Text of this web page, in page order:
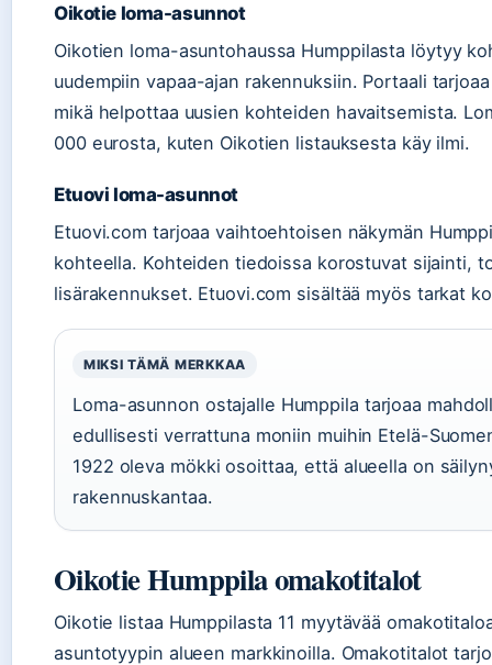
Oikotie loma-asunnot
Oikotien loma-asuntohaussa Humppilasta löytyy
uudempiin vapaa-ajan rakennuksiin. Portaali
mikä helpottaa uusien kohteiden havaitsemista.
000 eurosta, kuten Oikotien listauksesta käy ilmi.
Etuovi loma-asunnot
Etuovi.com tarjoaa vaihtoehtoisen näkymän
kohteella. Kohteiden tiedoissa korostuvat sijainti,
lisärakennukset. Etuovi.com sisältää myös tarkat
MIKSI TÄMÄ MERKKAA
Loma-asunnon ostajalle Humppila tarjoaa
edullisesti verrattuna moniin muihin Etelä-
1922 oleva mökki osoittaa, että alueella on
rakennuskantaa.
Oikotie Humppila omakotitalot
Oikotie listaa Humppilasta 11 myytävää
asuntotyypin alueen markkinoilla. Omakotitalot